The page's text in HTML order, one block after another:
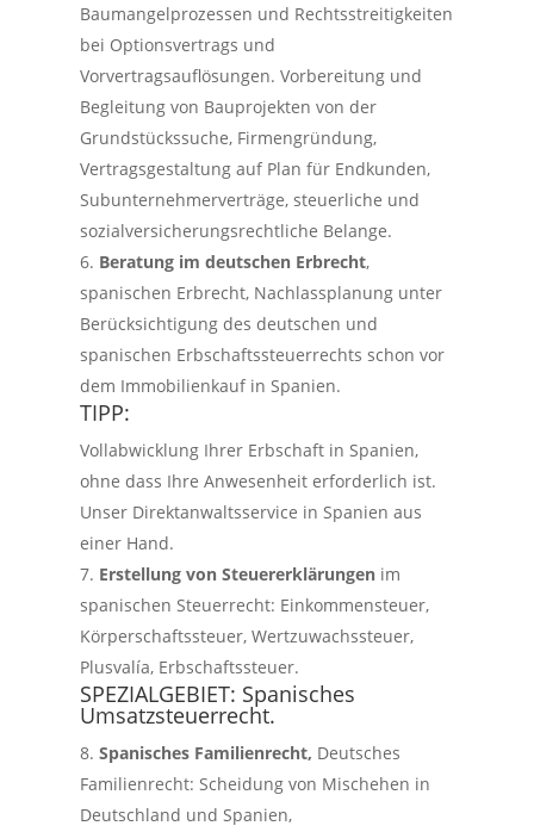
Baumangelprozessen und Rechtsstreitigkeiten
bei Optionsvertrags und
Vorvertragsauflösungen. Vorbereitung und
Begleitung von Bauprojekten von der
Grundstückssuche, Firmengründung,
Vertragsgestaltung auf Plan für Endkunden,
Subunternehmerverträge, steuerliche und
sozialversicherungsrechtliche Belange.
Beratung im deutschen Erbrecht,
spanischen Erbrecht, Nachlassplanung unter
Berücksichtigung des deutschen und
spanischen Erbschaftssteuerrechts schon vor
dem Immobilienkauf in Spanien.
TIPP:
Vollabwicklung Ihrer Erbschaft in Spanien,
ohne dass Ihre Anwesenheit erforderlich ist.
Unser Direktanwaltsservice in Spanien aus
einer Hand.
Erstellung von Steuererklärungen im
spanischen Steuerrecht: Einkommensteuer,
Körperschaftssteuer, Wertzuwachssteuer,
Plusvalía, Erbschaftssteuer.
SPEZIALGEBIET: Spanisches
Umsatzsteuerrecht.
Spanisches Familienrecht, Deutsches
Familienrecht: Scheidung von Mischehen in
Deutschland und Spanien,